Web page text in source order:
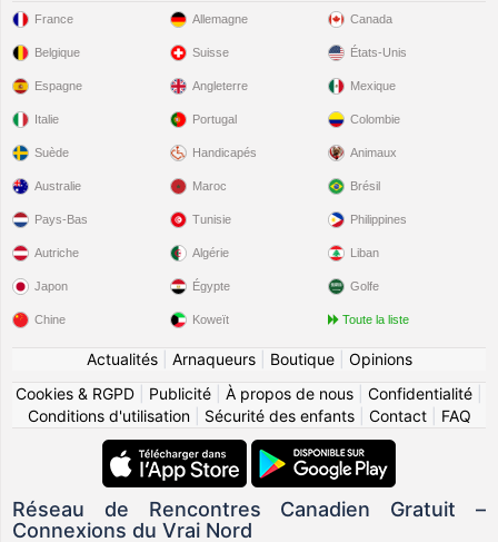
France
Belgique
Espagne
Italie
Suède
Allemagne
Suisse
Angleterre
Portugal
Handicapés
Canada
États-Unis
Mexique
Colombie
Animaux
Australie
Pays-Bas
Autriche
Japon
Chine
Maroc
Tunisie
Algérie
Égypte
Koweït
Brésil
Philippines
Liban
Golfe
Toute la liste
Actualités| Arnaqueurs| Boutique| Opinions
Cookies & RGPD
Publicité À propos de nous Confidentialité
Conditions d'utilisation| Sécurité des enfants| Contact| FAQ
Réseau de Rencontres Canadien Gratuit –
Connexions du Vrai Nord